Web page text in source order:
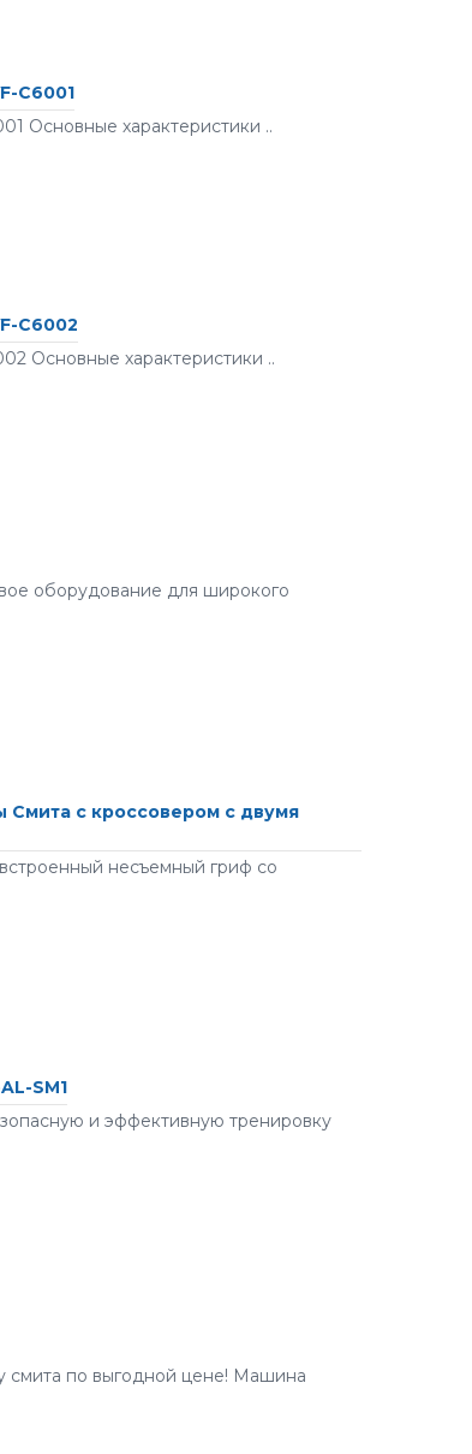
С6001
Основные характеристики ..
С6002
Основные характеристики ..
оборудование для широкого
Смита с кроссовером с двумя
несъемный гриф со
SM1
и эффективную тренировку
смита по выгодной цене! Машина